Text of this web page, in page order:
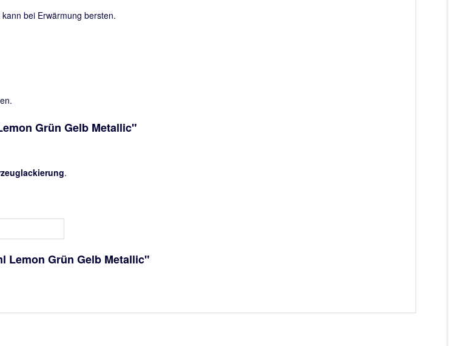
bei Erwärmung bersten.
Grün Gelb Metallic"
.
Lemon Grün Gelb Metallic"